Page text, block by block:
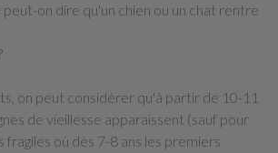
on dire qu'un chien ou un chat rentre
on peut considérer qu'à partir de 10-11
de vieillesse apparaissent (sauf pour
fragiles où dès 7-8 ans les premiers